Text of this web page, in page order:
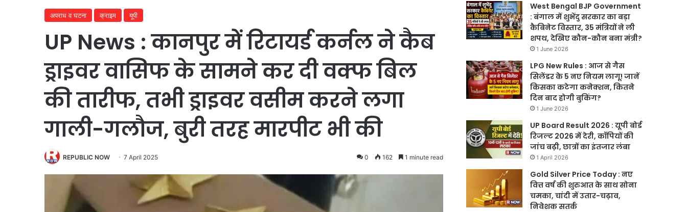
अपराध व घटना क्राइम यूपी
UP News : कानपुर में रिटायर्ड कर्नल ने कैब
ड्राइवर वासिफ के सामने कर दी वक्फ बिल
की तारीफ, तभी ड्राइवर वसीम करने लगा
गाली-गलौज, बुरी तरह मारपीट भी की
REPUBLIC NOW 7 April 2025 0 162 1 minute read
West Bengal BJP Government
: बंगाल में शुभेंदु सरकार का बड़ा
कैबिनेट विस्तार, 35 मंत्रियों ने ली
शपथ, देखिए कौन-कौन बना मंत्री?
1 June 2026
LPG New Rules : आज से गैस
सिलेंडर के 5 नए नियम लागू! जानें
किसका कटेगा कनेक्शन, कितने
दिन बाद होगी बुकिंग?
1 June 2026
UP Board Result 2026 : यूपी बोर्ड
रिजल्ट 2026 में देरी, कॉपियों की
जांच बढ़ी, छात्रों का इंतजार लंबा
1 April 2026
Gold Silver Price Today : नए
वित्त वर्ष की शुरुआत के साथ सोना
चमका, चांदी में उतार-चढ़ाव,
निवेशक सतर्क